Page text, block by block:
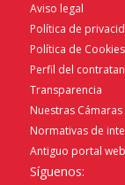
Aviso legal
Política de
Política de Cookies
Perfil del
Transparencia
Nuestras Cámaras
Normativas de
Antiguo portal web
Síguenos: